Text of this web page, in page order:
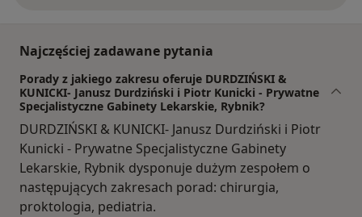
Najczęściej zadawane pytania
Porady z jakiego zakresu oferuje DURDZIŃSKI &
KUNICKI- Janusz Durdziński i Piotr Kunicki - Prywatne
Specjalistyczne Gabinety Lekarskie, Rybnik?
DURDZIŃSKI & KUNICKI- Janusz Durdziński i Piotr
Kunicki - Prywatne Specjalistyczne Gabinety
Lekarskie, Rybnik dysponuje dużym zespołem o
następujących zakresach porad: chirurgia,
proktologia, pediatria.